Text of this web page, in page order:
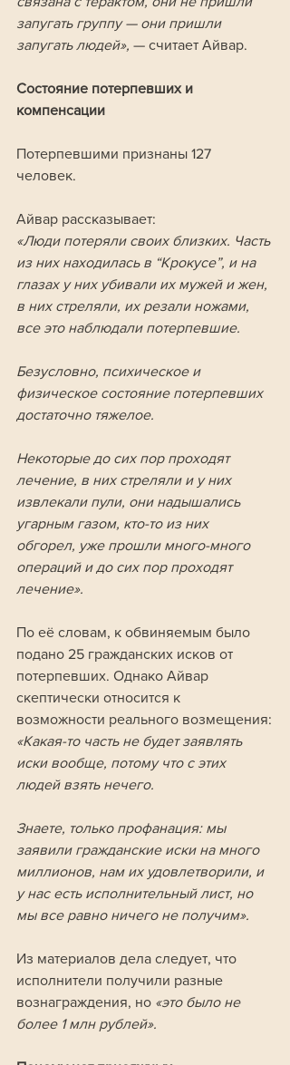
запугать группу — они пришли
запугать людей», — считает Айвар.
Состояние потерпевших и
компенсации
Потерпевшими признаны 127
человек.
Айвар рассказывает:
«Люди потеряли своих близких. Часть
из них находилась в “Крокусе”, и на
глазах у них убивали их мужей и жен,
в них стреляли, их резали ножами,
все это наблюдали потерпевшие.
Безусловно, психическое и
физическое состояние потерпевших
достаточно тяжелое.
Некоторые до сих пор проходят
лечение, в них стреляли и у них
извлекали пули, они надышались
угарным газом, кто-то из них
обгорел, уже прошли много-много
операций и до сих пор проходят
лечение».
По её словам, к обвиняемым было
подано 25 гражданских исков от
потерпевших. Однако Айвар
скептически относится к
возможности реального возмещения:
«Какая-то часть не будет заявлять
иски вообще, потому что с этих
людей взять нечего.
Знаете, только профанация: мы
заявили гражданские иски на много
миллионов, нам их удовлетворили, и
у нас есть исполнительный лист, но
мы все равно ничего не получим».
Из материалов дела следует, что
исполнители получили разные
вознаграждения, но «это было не
более 1 млн рублей».